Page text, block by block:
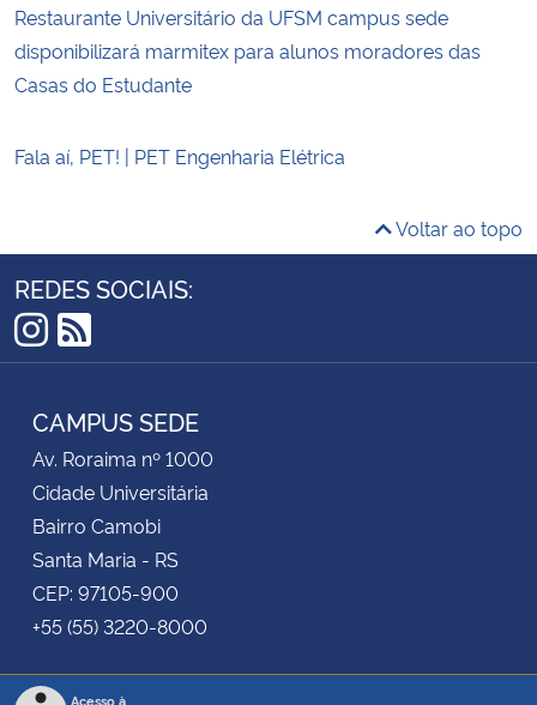
Restaurante Universitário da UFSM campus sede
disponibilizará marmitex para alunos moradores das
Casas do Estudante
Fala aí, PET! | PET Engenharia Elétrica
Voltar ao topo
REDES SOCIAIS:
Instagram
RSS
CAMPUS SEDE
Av. Roraima nº 1000
Cidade Universitária
Bairro Camobi
Santa Maria - RS
CEP: 97105-900
+55 (55) 3220-8000
Acesso à